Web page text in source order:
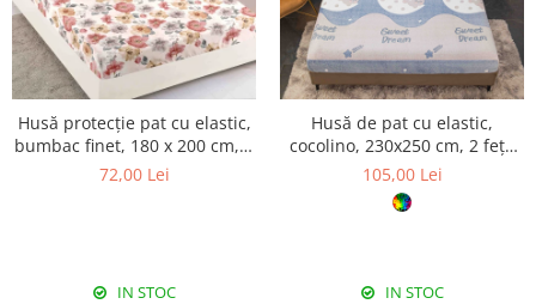
Husă protecție pat cu elastic,
bumbac finet, 180 x 200 cm, 3
piese, HPP502
72,00 Lei
IN STOC
Husă de pat cu elastic,
cocolino, 230x250 cm, 2 fețe
de pernă, Sweet Dream
105,00 Lei
IN STOC